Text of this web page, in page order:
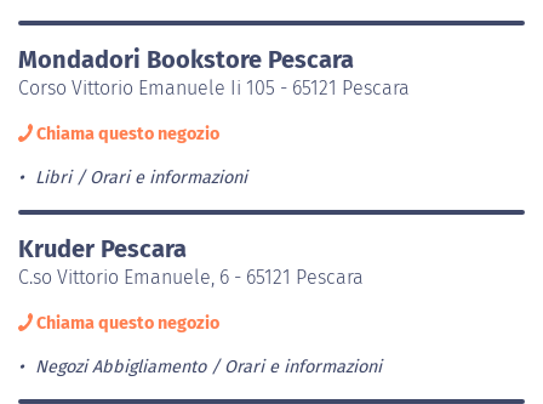
Mondadori Bookstore Pescara
Corso Vittorio Emanuele Ii 105 - 65121 Pescara
Chiama questo negozio
Libri Orari e informazioni
Kruder Pescara
C.so Vittorio Emanuele, 6 - 65121 Pescara
Chiama questo negozio
Negozi Abbigliamento Orari e informazioni